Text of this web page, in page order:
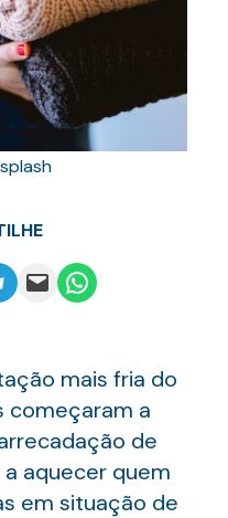
on Telegram
Email this PageShare on WhatsApp
mais fria do
começaram a
de
a aquecer quem
em situação de